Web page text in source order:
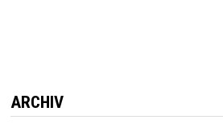
ARCHIV